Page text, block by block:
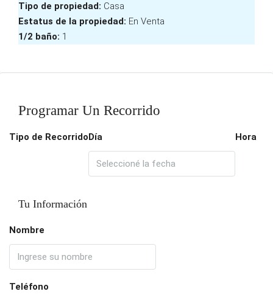
Tipo de propiedad: Casa
Estatus de la propiedad: En Venta
1/2 baño: 1
Programar Un Recorrido
Tipo de RecorridoDía Hora
Tu Información
Nombre
Teléfono